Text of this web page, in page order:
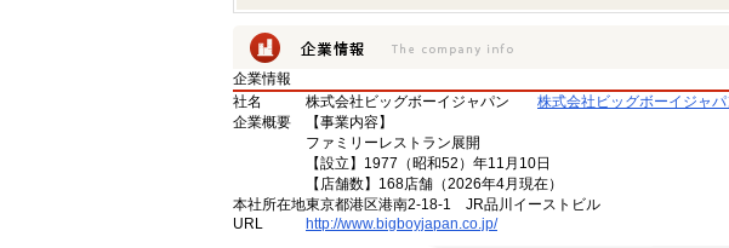
企業情報
社名
株式会社ビッグボーイジャパン
株式会社ビッグボーイジャ
企業概要
【事業内容】
ファミリーレストラン展開
【設立】1977（昭和52）年11月10日
【店舗数】168店舗（2026年4月現在）
本社所在地東京都港区港南2-18-1 JR品川イーストビル
URL
http://www.bigboyjapan.co.jp/